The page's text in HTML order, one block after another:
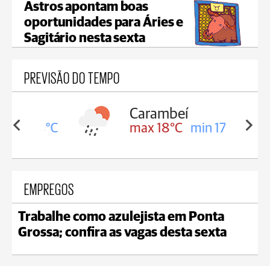
Astros apontam boas
oportunidades para Áries e
Sagitário nesta sexta
PREVISÃO DO TEMPO
18°C
Carambeí
max 18°C min 17°C
EMPREGOS
Trabalhe como azulejista em Ponta
Grossa; confira as vagas desta sexta